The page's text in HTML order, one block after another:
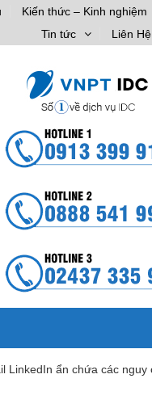
Kiến thức – Kinh nghiệm
Tin tức
Liên Hệ
LinkedIn ẩn chứa các